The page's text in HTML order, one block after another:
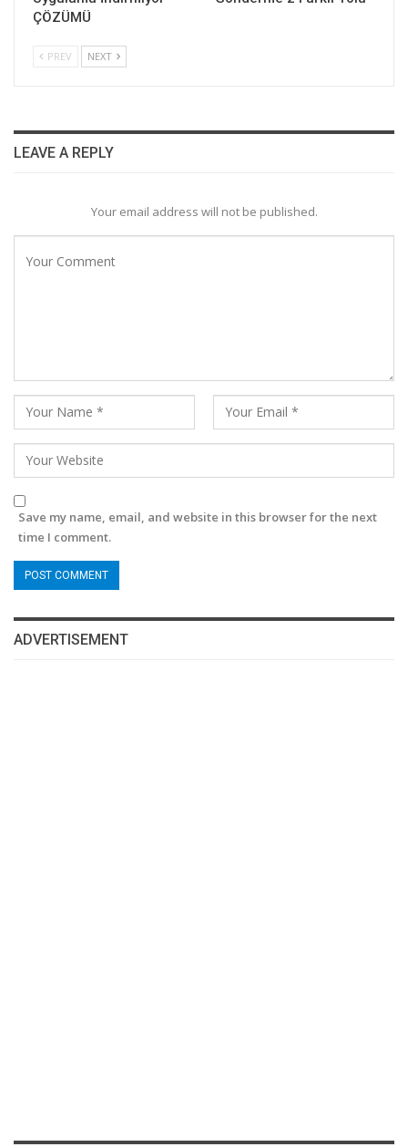
ÇÖZÜMÜ
PREV NEXT
LEAVE A REPLY
Your email address will not be published.
Save my name, email, and website in this browser for the next
time I comment.
ADVERTISEMENT